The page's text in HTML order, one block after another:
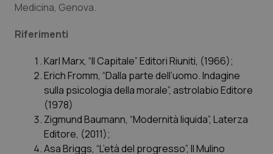
Medicina, Genova.
Riferimenti
Karl Marx, “Il Capitale” Editori Riuniti, (1966);
Erich Fromm, “Dalla parte dell’uomo. Indagine
sulla psicologia della morale”, astrolabio Editore
(1978)
Zigmund Baumann, “Modernità liquida”, Laterza
Editore, (2011);
Asa Briggs, “L’età del progresso”, Il Mulino